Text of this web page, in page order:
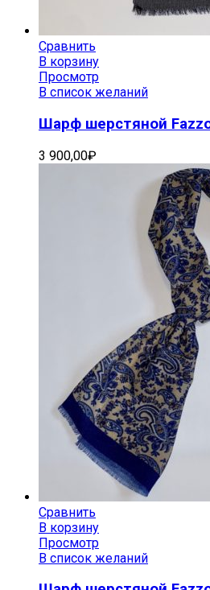
Сравнить
В корзину
Просмотр
В список желаний
Шарф шерстяной
3 900,00₽
Сравнить
В корзину
Просмотр
В список желаний